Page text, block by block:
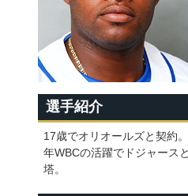
選手紹介
17歳でオリオールズと契約
年WBCの活躍でドジャース
塔。